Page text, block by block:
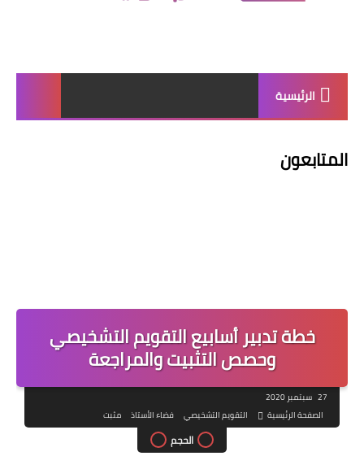
الرئيسية
المتابعون
خطة تدبير أسابيع التقويم التشخيصي
وحصص التثبيت والمراجعة
27 سبتمبر 2020
الصفحة الرئيسية
التقويم التشخيصي فضاء الأستاذ مثبت
الحجم